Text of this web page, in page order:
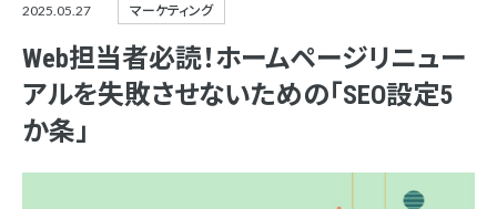
2025.05.27 マーケティング
Web担当者必読！ホームページリニュー
アルを失敗させないための「SEO設定5
か条」